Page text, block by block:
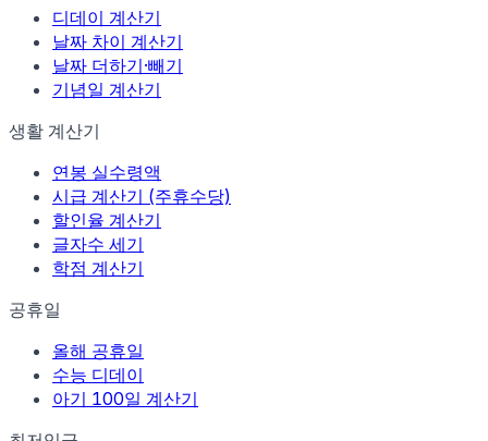
디데이 계산기
날짜 차이 계산기
날짜 더하기·빼기
기념일 계산기
생활 계산기
연봉 실수령액
시급 계산기 (주휴수당)
할인율 계산기
글자수 세기
학점 계산기
공휴일
올해 공휴일
수능 디데이
아기 100일 계산기